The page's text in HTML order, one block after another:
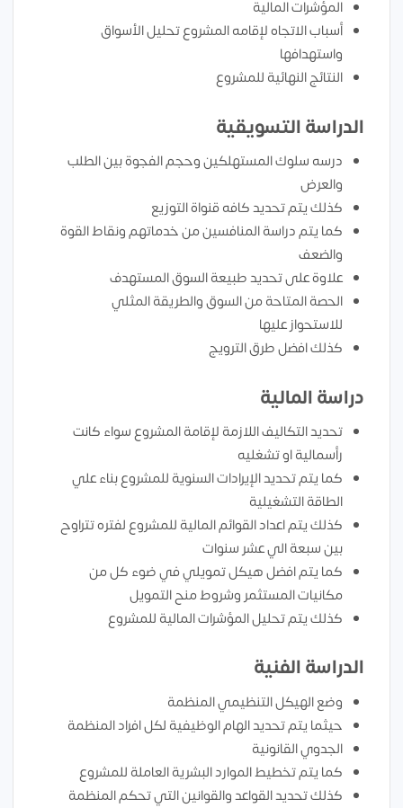
المؤشرات المالية
أسباب الاتجاه لإقامه المشروع تحليل الأسواق
واستهدافها
النتائج النهائية للمشروع
الدراسة التسويقية
درسه سلوك المستهلكين وحجم الفجوة بين الطلب
والعرض
كذلك يتم تحديد كافه قنواة التوزيع
كما يتم دراسة المنافسين من خدماتهم ونقاط القوة
والضعف
علاوة على تحديد طبيعة السوق المستهدف
الحصة المتاحة من السوق والطريقة المثلي
للاستحواز عليها
كذلك افضل طرق الترويج
دراسة المالية
تحديد التكاليف اللازمة لإقامة المشروع سواء كانت
رأسمالية او تشغليه
كما يتم تحديد الإيرادات السنوية للمشروع بناء علي
الطاقة التشغيلية
كذلك يتم اعداد القوائم المالية للمشروع لفتره تتراوح
بين سبعة الي عشر سنوات
كما يتم افضل هيكل تمويلي في ضوء كل من
مكانيات المستثمر وشروط منح التمويل
كذلك يتم تحليل المؤشرات المالية للمشروع
الدراسة الفنية
وضع الهيكل التنظيمي المنظمة
حيثما يتم تحديد الهام الوظيفية لكل افراد المنظمة
الجدوي القانونية
كما يتم تخطيط الموارد البشرية العاملة للمشروع
كذلك تحديد القواعد والقوانين التي تحكم المنظمة